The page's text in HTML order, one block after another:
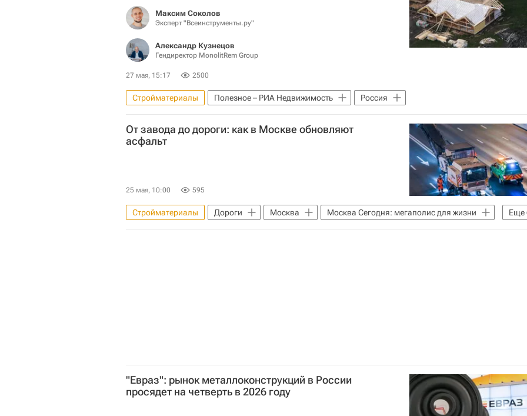
Максим Соколов
Эксперт "Всеинструменты.ру"
Александр Кузнецов
Гендиректор MonolitRem Group
27 мая, 15:17 2500
Стройматериалы Полезное – РИА Недвижимость Россия
От завода до дороги: как в Москве обновляют
асфальт
25 мая, 10:00 595
Еще
Стройматериалы Дороги Москва
Москва Сегодня: мегаполис для жизни
Комплекс городского хозяйства Москвы
Инфраструктура
"Евраз": рынок металлоконструкций в России
просядет на четверть в 2026 году